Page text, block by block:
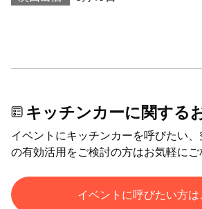
キッチンカーに関する
イベントにキッチンカーを呼びたい
の有効活用をご検討の方はお気軽にご
イベントに呼びたい方は